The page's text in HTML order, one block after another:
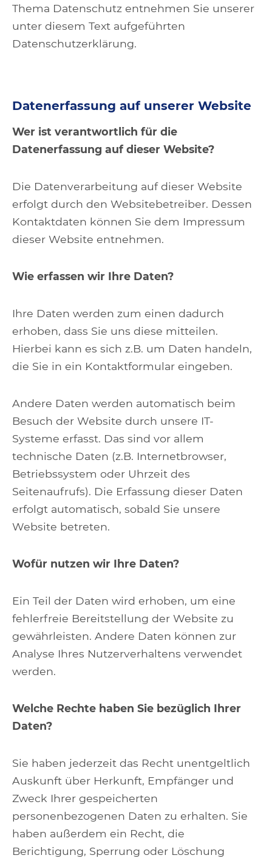
Thema Datenschutz entnehmen Sie unserer
unter diesem Text aufgeführten
Datenschutzerklärung.
Datenerfassung auf unserer Website
Wer ist verantwortlich für die
Datenerfassung auf dieser Website?
Die Datenverarbeitung auf dieser Website
erfolgt durch den Websitebetreiber. Dessen
Kontaktdaten können Sie dem Impressum
dieser Website entnehmen.
Wie erfassen wir Ihre Daten?
Ihre Daten werden zum einen dadurch
erhoben, dass Sie uns diese mitteilen.
Hierbei kann es sich z.B. um Daten handeln,
die Sie in ein Kontaktformular eingeben.
Andere Daten werden automatisch beim
Besuch der Website durch unsere IT-
Systeme erfasst. Das sind vor allem
technische Daten (z.B. Internetbrowser,
Betriebssystem oder Uhrzeit des
Seitenaufrufs). Die Erfassung dieser Daten
erfolgt automatisch, sobald Sie unsere
Website betreten.
Wofür nutzen wir Ihre Daten?
Ein Teil der Daten wird erhoben, um eine
fehlerfreie Bereitstellung der Website zu
gewährleisten. Andere Daten können zur
Analyse Ihres Nutzerverhaltens verwendet
werden.
Welche Rechte haben Sie bezüglich Ihrer
Daten?
Sie haben jederzeit das Recht unentgeltlich
Auskunft über Herkunft, Empfänger und
Zweck Ihrer gespeicherten
personenbezogenen Daten zu erhalten. Sie
haben außerdem ein Recht, die
Berichtigung, Sperrung oder Löschung